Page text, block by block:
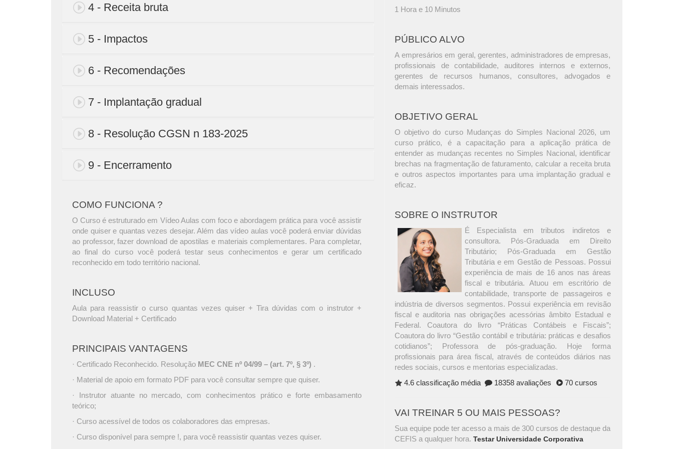
4 - Receita bruta
5 - Impactos
6 - Recomendações
7 - Implantação gradual
8 - Resolução CGSN n 183-2025
9 - Encerramento
COMO FUNCIONA ?
O Curso é estruturado em Vídeo Aulas com foco e abordagem prática para você assistir
onde quiser e quantas vezes desejar. Além das vídeo aulas você poderá enviar dúvidas
ao professor, fazer download de apostilas e materiais complementares. Para completar,
ao final do curso você poderá testar seus conhecimentos e gerar um certificado
reconhecido em todo território nacional.
INCLUSO
Aula para reassistir o curso quantas vezes quiser + Tira dúvidas com o instrutor +
Download Material + Certificado
PRINCIPAIS VANTAGENS
· Certificado Reconhecido. Resolução MEC CNE nº 04/99 – (art. 7º, § 3º) .
· Material de apoio em formato PDF para você consultar sempre que quiser.
· Instrutor atuante no mercado, com conhecimentos prático e forte embasamento
teórico;
· Curso acessível de todos os colaboradores das empresas.
· Curso disponível para sempre !, para você reassistir quantas vezes quiser.
1 Hora e 10 Minutos
PÚBLICO ALVO
A empresários em geral, gerentes, administradores de empresas,
profissionais de contabilidade, auditores internos e externos,
gerentes de recursos humanos, consultores, advogados e
demais interessados.
OBJETIVO GERAL
O objetivo do curso Mudanças do Simples Nacional 2026, um
curso prático, é a capacitação para a aplicação prática de
entender as mudanças recentes no Simples Nacional, identificar
brechas na fragmentação de faturamento, calcular a receita bruta
e outros aspectos importantes para uma implantação gradual e
eficaz.
SOBRE O INSTRUTOR
É Especialista em tributos indiretos e
consultora. Pós-Graduada em Direito
Tributário; Pós-Graduada em Gestão
Tributária e em Gestão de Pessoas. Possui
experiência de mais de 16 anos nas áreas
fiscal e tributária. Atuou em escritório de
contabilidade, transporte de passageiros e
indústria de diversos segmentos. Possui experiência em revisão
fiscal e auditoria nas obrigações acessórias âmbito Estadual e
Federal. Coautora do livro “Práticas Contábeis e Fiscais”;
Coautora do livro “Gestão contábil e tributária: práticas e desafios
cotidianos”; Professora de pós-graduação. Hoje forma
profissionais para área fiscal, através de conteúdos diários nas
redes sociais, cursos e mentorias especializadas.
4.6 classificação média
18358 avaliações 70 cursos
VAI TREINAR 5 OU MAIS PESSOAS?
Sua equipe pode ter acesso a mais de 300 cursos de destaque da
CEFIS a qualquer hora.Testar Universidade Corporativa